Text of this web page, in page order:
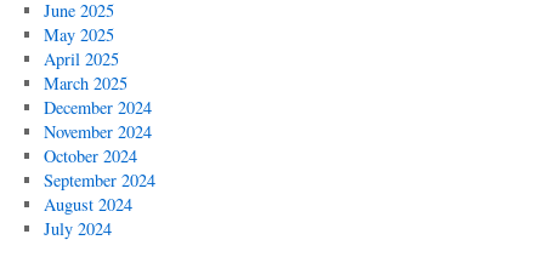
June 2025
May 2025
April 2025
March 2025
December 2024
November 2024
October 2024
September 2024
August 2024
July 2024